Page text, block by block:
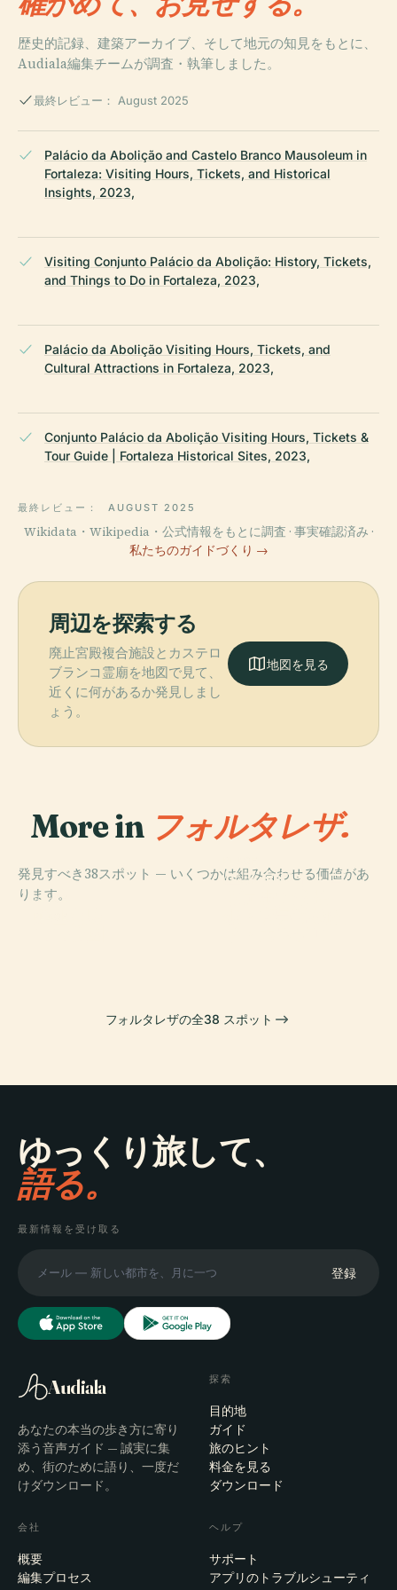
歴史的記録、建築アーカイブ、そして地元の知見をもとに、
Audiala編集チームが調査・執筆しました。
最終レビュー： August 2025
Palácio da Abolição and Castelo Branco Mausoleum in
Fortaleza: Visiting Hours, Tickets, and Historical
Insights, 2023,
Visiting Conjunto Palácio da Abolição: History, Tickets,
and Things to Do in Fortaleza, 2023,
Palácio da Abolição Visiting Hours, Tickets, and
Cultural Attractions in Fortaleza, 2023,
Conjunto Palácio da Abolição Visiting Hours, Tickets &
Tour Guide | Fortaleza Historical Sites, 2023,
最終レビュー： AUGUST 2025
Wikidata・Wikipedia・公式情報をもとに調査 · 事実確認済み ·
私たちのガイドづくり →
周辺を探索する
廃止宮殿複合施設とカステロ
ブランコ霊廟を地図で見て、
近くに何があるか発見しまし
ょう。
地図を見る
More in フォルタレザ.
発見すべき38スポット — いくつかは組み合わせる価値があ
ります。
PLACE
PLACE
エスタジオ・ゴ
フォルタレザの全38 スポット
ゆっくり旅して、
語る。
最新情報を受け取る
登録
Audiala
あなたの本当の歩き方に寄り
添う音声ガイド — 誠実に集
め、街のために語り、一度だ
けダウンロード。
探索
目的地
ガイド
旅のヒント
料金を見る
ダウンロード
会社
概要
編集プロセス
ヘルプ
サポート
アプリのトラブルシューティ